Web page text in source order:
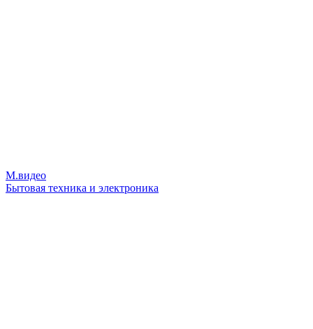
М.видео
Бытовая техника и электроника